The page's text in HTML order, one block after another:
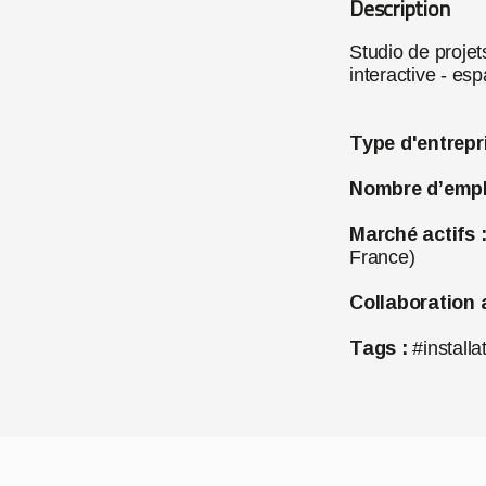
Description
Studio de
interactive -
Type
Nombre
Marché actifs :
France)
Collaboration
Tags :